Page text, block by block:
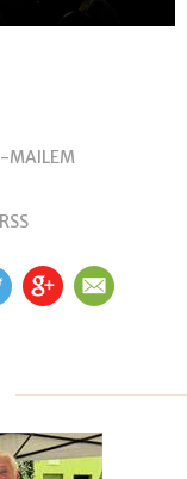
MAILEM
GP EM